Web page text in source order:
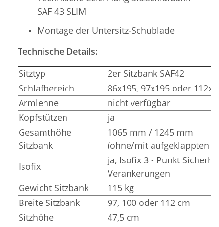
SAF 43 SLIM
Montage der Untersitz-Schublade
Technische Details:
Sitztyp
2er Sitzbank SAF42
Schlafbereich
86x195, 97x195 oder
Armlehne
nicht verfügbar
Kopfstützen
ja
Gesamthöhe
Sitzbank
1065 mm / 1245 mm
(ohne/mit aufgeklappten
Isofix
ja, Isofix 3 - Punkt
Verankerungen
Gewicht Sitzbank
115 kg
Breite Sitzbank
97, 100 oder 112 cm
Sitzhöhe
47,5 cm